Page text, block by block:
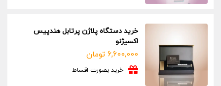
خرید دستگاه پلاژن پرتابل هندپیس
اکسیژنو
6,600,000 تومان
خرید بصورت اقساط